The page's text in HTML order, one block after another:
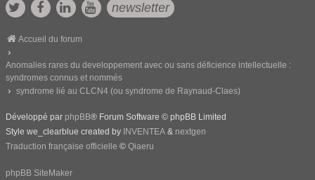
newsletter
Accueil du forum
Anomalies rares du developpement avec ou sans déficience intellectuelle :
syndromes connus et nommés
syndrome lié au CLCN4 (ou syndrome de Raynaud-Claes)
Développé par phpBB® Forum Software © phpBB Limited
Style we_clearblue created by INVENTEA & nextgen
Traduction française officielle © Qiaeru
phpBB SiteMaker